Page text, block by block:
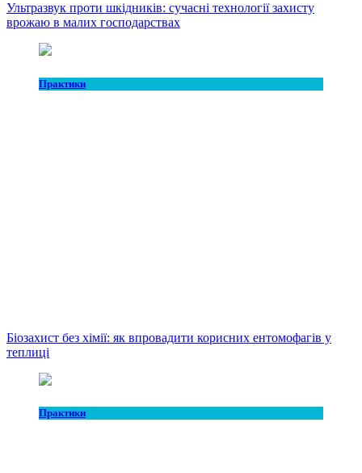
Ультразвук проти шкідників: сучасні технології захисту
врожаю в малих господарствах
Практики
Біозахист без хімії: як впровадити корисних ентомофагів у
теплиці
Практики